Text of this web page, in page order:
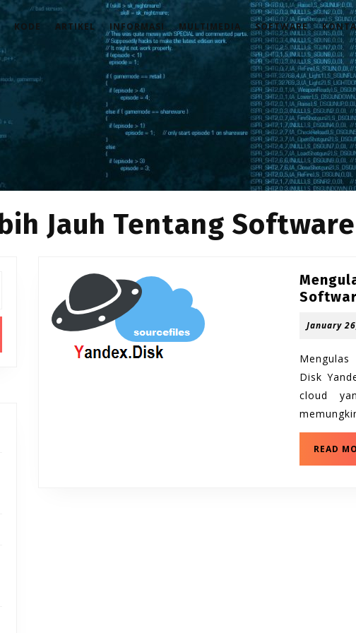
KODE ARTIKEL INFORMASI MULTIMEDIA SOFTWARE
Jauh Tentang
January
Disk
cloud
READ